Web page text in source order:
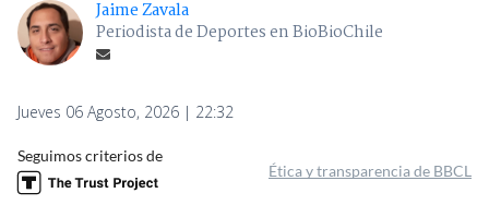
Jaime Zavala
Periodista de Deportes en BioBioChile
Jueves 06 Agosto, 2026 | 22:32
Seguimos criterios de
Ética y transparencia de BBCL